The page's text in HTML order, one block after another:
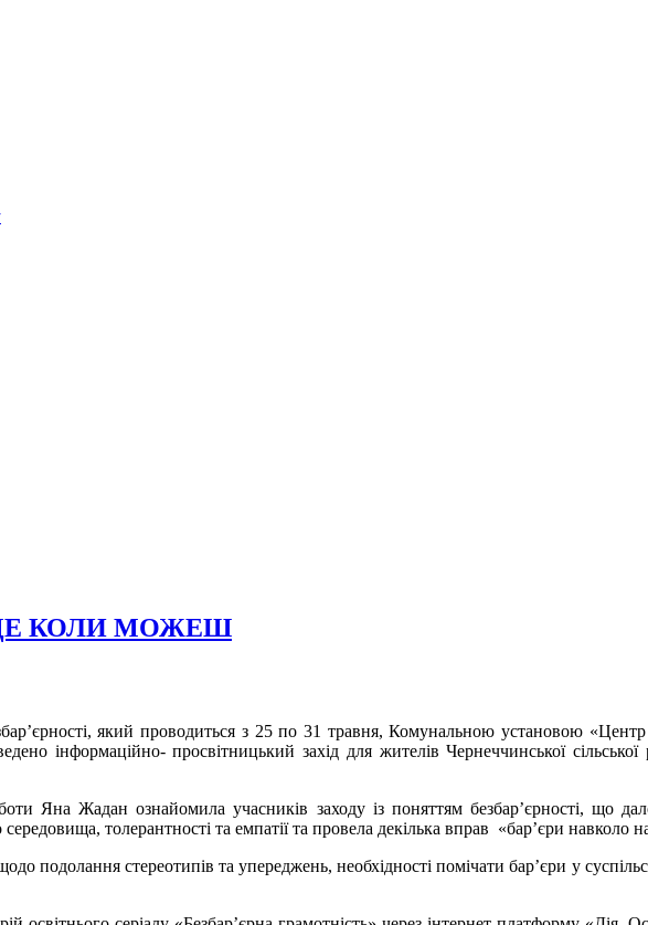
ЦЕ КОЛИ МОЖЕШ
який проводиться з 25 по 31 травня, Комунальною установою «Центр
інформаційно- просвітницький захід для жителів Чернеччинської сільської
Яна Жадан ознайомила учасників заходу із поняттям безбар’єрності, що
толерантності та емпатії та провела декілька вправ «бар’єри навколо
подолання стереотипів та упереджень, необхідності помічати бар’єри у